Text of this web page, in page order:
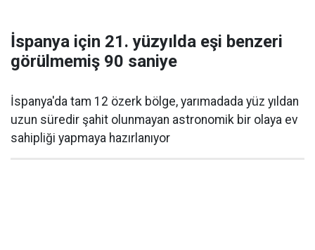
İspanya için 21. yüzyılda eşi benzeri
görülmemiş 90 saniye
İspanya'da tam 12 özerk bölge, yarımadada yüz yıldan
uzun süredir şahit olunmayan astronomik bir olaya ev
sahipliği yapmaya hazırlanıyor